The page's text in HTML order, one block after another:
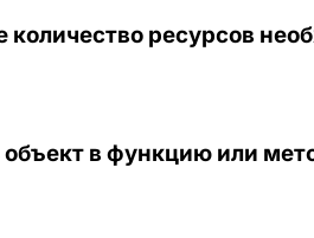
ресурсов
в функцию или